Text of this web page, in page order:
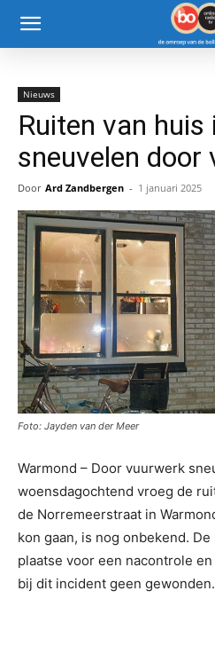
Nieuws
Ruiten van huis
sneuvelen door
Door Ard Zandbergen - 1 januari 2025
Foto: Jayden van der Meer
Warmond – Door vuurwerk
woensdagochtend vroeg de
de Norremeerstraat in
kon gaan, is nog onbekend.
plaatse voor een nacontrole
bij dit incident geen gewonden.